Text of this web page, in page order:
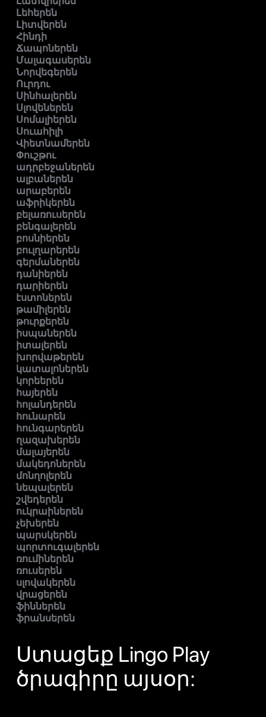
Լեհերեն
Լիտվերեն
Հինդի
Ճապոներեն
Մալագասերեն
Նորվեգերեն
Ուրդու
Սինհալերեն
Սլովեներեն
Սոմալիերեն
Սուահիլի
Վիետնամերեն
Փուշթու
ադրբեջաներեն
ալբաներեն
արաբերեն
աֆրիկերեն
բելառուսերեն
բենգալերեն
բոսնիերեն
բուլղարերեն
գերմաներեն
դանիերեն
դարիերեն
էստոներեն
թամիլերեն
թուրքերեն
իսպաներեն
իտալերեն
խորվաթերեն
կատալոներեն
կորեերեն
հայերեն
հոլանդերեն
հունարեն
հունգարերեն
ղազախերեն
մալայերեն
մակեդոներեն
մոնղոլերեն
նեպալերեն
շվեդերեն
ուկրաիներեն
չեխերեն
պարսկերեն
պորտուգալերեն
ռումիներեն
ռուսերեն
սլովակերեն
վրացերեն
ֆիններեն
ֆրանսերեն
Ստացեք Lingo Play
ծրագիրը այսօր: